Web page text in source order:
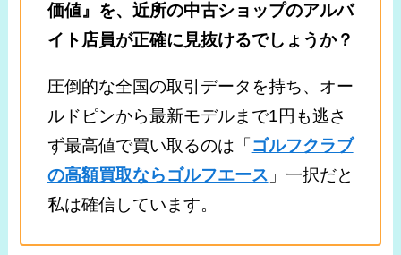
価値』を、近所の中古ショップのアルバ
イト店員が正確に見抜けるでしょうか？
圧倒的な全国の取引データを持ち、オー
ルドピンから最新モデルまで1円も逃さ
ず最高値で買い取るのは「ゴルフクラブ
の高額買取ならゴルフエース 」一択だと
私は確信しています。